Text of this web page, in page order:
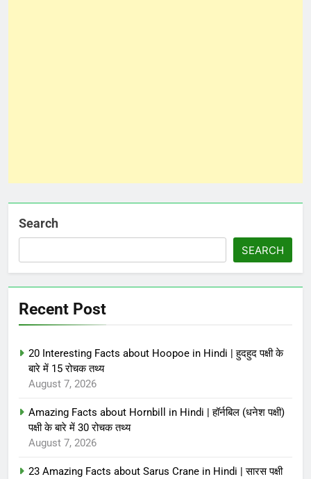
Search
SEARCH
Recent Post
20 Interesting Facts about Hoopoe in Hindi | हुदहुद पक्षी के
बारे में 15 रोचक तथ्य
August 7, 2026
Amazing Facts about Hornbill in Hindi | हॉर्नबिल (धनेश पक्षी)
पक्षी के बारे में 30 रोचक तथ्य
August 7, 2026
23 Amazing Facts about Sarus Crane in Hindi | सारस पक्षी